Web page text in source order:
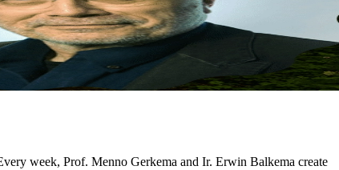
week, Prof. Menno Gerkema and Ir. Erwin Balkema create